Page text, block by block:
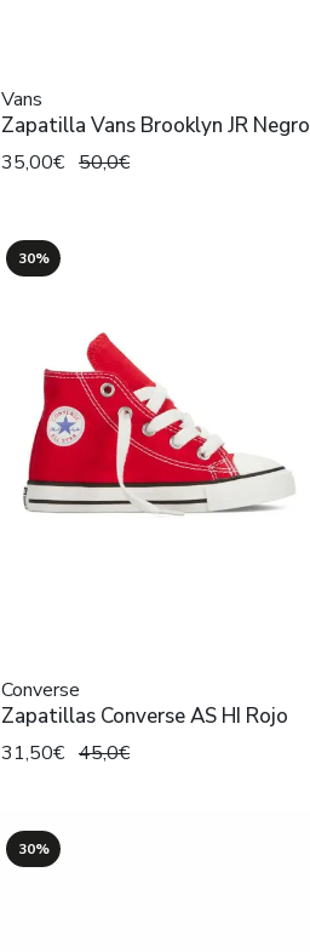
Vans
Zapatilla Vans Brooklyn JR Negro
35,00€ 50,0€
30%
Converse
Zapatillas Converse AS HI Rojo
31,50€ 45,0€
30%